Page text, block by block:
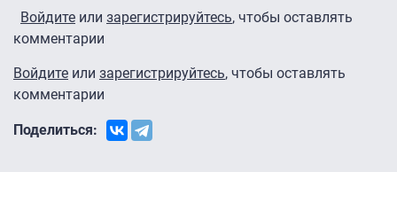
Войдите или зарегистрируйтесь, чтобы оставлять
комментарии
Войдите или зарегистрируйтесь, чтобы оставлять
комментарии
Поделиться: